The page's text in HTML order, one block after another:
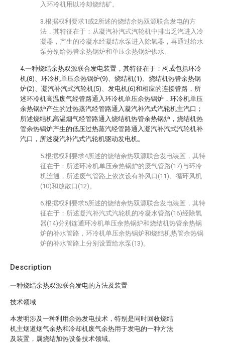
Description
一种烧结余热双源联合发电的方法及装置
技术领域
本发明涉及一种利用余热发电技术，特别是同时回收烧结
机主烟道烟气余热和冷却机废气余热用于发电的一种方法
及装置，属烧结加热设备技术领域。
入环冷机用以冷却烧结矿。
3.根据权利要求1或2所述的烧结余热双源联合发电的方
法，其特征在于：从凝汽补汽式汽轮机中排出乏汽进入冷
凝器，产生的冷凝水经凝结水泵进入除氧器，再通过给水
泵分别给热管余热锅炉和单压余热锅炉供水。
4.一种烧结余热双源联合发电装置，其特征在于：构成包括环冷
机(8)、环冷机单压余热锅炉(9)、烧结机(1)、烧结机热管余热锅
炉(2)、凝汽补汽式汽轮机(5)、发电机(6)和相应的连接管路，所
述环冷机高温废气经管路通入环冷机单压余热锅炉，环冷机单压
余热锅炉产生的过热蒸汽经管路通入凝汽补汽式汽轮机主汽口；
所述烧结机高温烟气经管路通入烧结机热管余热锅炉，烧结机热
管余热锅炉产生的低压过热蒸汽经管路通入凝汽补汽式汽轮机补
汽口，所述凝汽补汽式汽轮机驱动发电机。
5.根据权利要求4所述的烧结余热双源联合发电装置，其特
征在于：所述环冷机单压余热锅炉的废气管路(17)与环冷
机连通，所述废气管路上依次设有补风口(11)、循环风机
(10)和放散口(12)。
6.根据权利要求5所述的烧结余热双源联合发电装置，其特
征在于：所述凝汽补汽式汽轮机的冷凝水管路(16)经除氧
器(14)分别连通环冷机单压余热锅炉和烧结机热管余热锅
炉的补水管路，环冷机单压余热锅炉和烧结机热管余热锅
炉的补水管路上分别设置给水泵(13)。